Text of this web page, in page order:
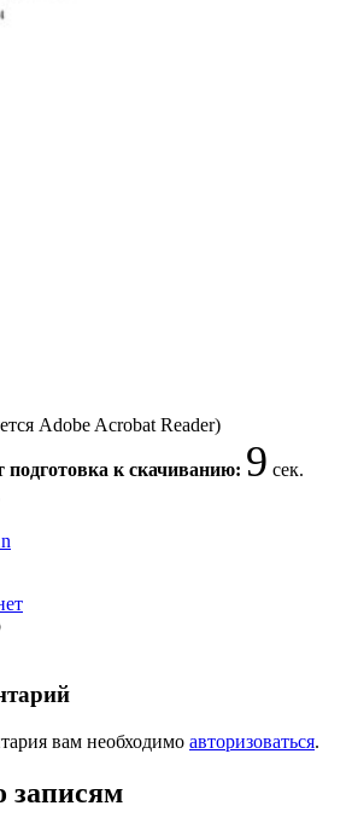
Adobe Acrobat Reader)
подготовка к скачиванию: 9 сек.
вам необходимо авторизоваться.
записям